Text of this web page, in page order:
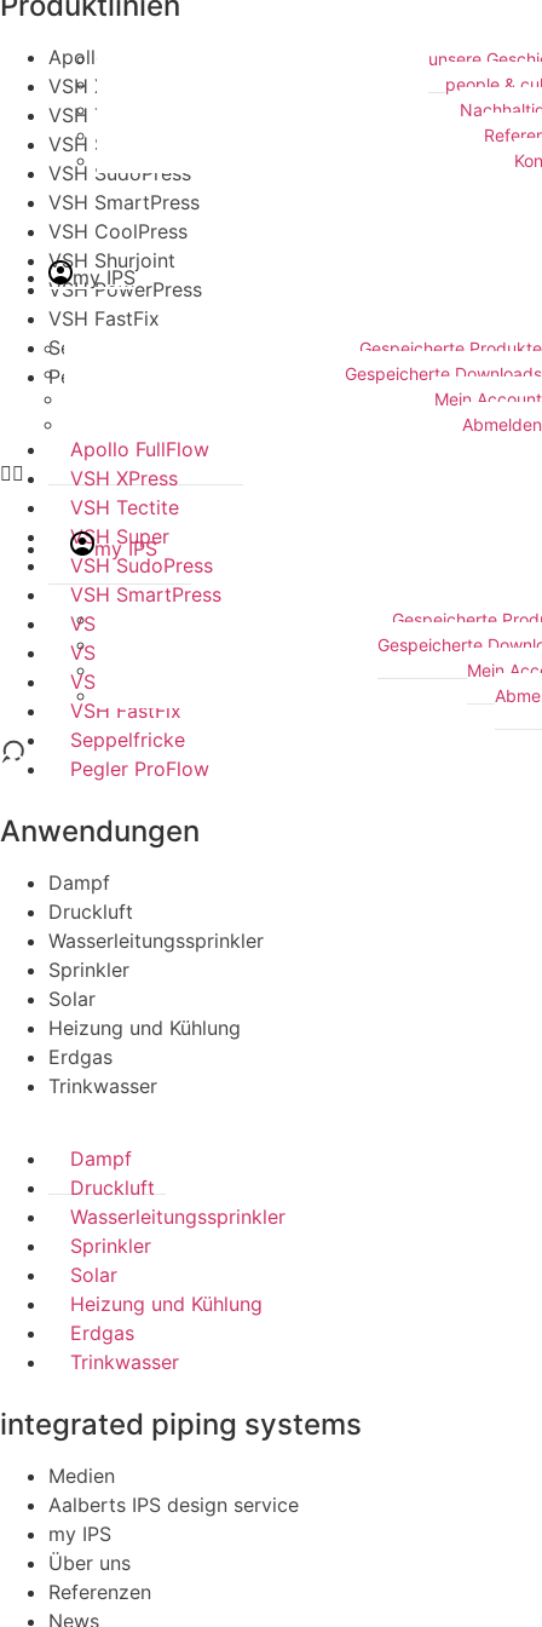
unsere
people &
my IPS
Gespeicherte Produkte
Gespeicherte Downloads
Mein Account
Abmelden
my IPS
Gespeicherte
Gespeicherte
Mein
Apollo FullFlow
VSH XPress
VSH Tectite
VSH Super
VSH SudoPress
VSH SmartPress
VSH CoolPress
VSH Shurjoint
VSH PowerPress
VSH FastFix
Seppelfricke
Pegler ProFlow
Apollo FullFlow
VSH XPress
VSH Tectite
VSH Super
VSH SudoPress
VSH SmartPress
VSH CoolPress
VSH Shurjoint
VSH PowerPress
VSH FastFix
Seppelfricke
Pegler ProFlow
Anwendungen
Dampf
Druckluft
Wasserleitungssprinkler
Sprinkler
Solar
Heizung und Kühlung
Erdgas
Trinkwasser
Dampf
Druckluft
Wasserleitungssprinkler
Sprinkler
Solar
Heizung und Kühlung
Erdgas
Trinkwasser
integrated piping systems
Medien
Aalberts IPS design service
my IPS
Über uns
Referenzen
News